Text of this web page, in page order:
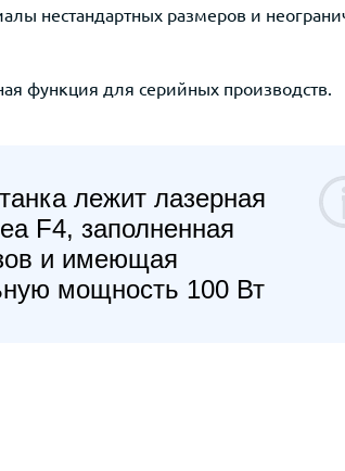
нестандартных размеров и
функция для серийных производств.
лежит лазерная
F4, заполненная
и имеющая
мощность 100 Вт